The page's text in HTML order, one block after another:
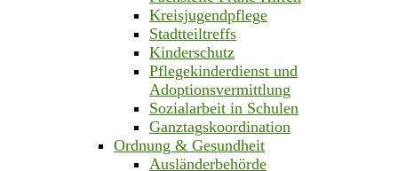
Kreisjugendpflege
Stadtteiltreffs
Kinderschutz
Pflegekinderdienst und
Adoptionsvermittlung
Sozialarbeit in Schulen
Ganztagskoordination
Ordnung & Gesundheit
Ausländerbehörde